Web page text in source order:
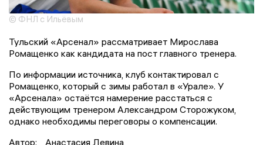
© ФНЛ с Ильёвым
Тульский «Арсенал» рассматривает Мирослава
Ромащенко как кандидата на пост главного тренера.
По информации источника, клуб контактировал с
Ромащенко, который с зимы работал в «Урале». У
«Арсенала» остаётся намерение расстаться с
действующим тренером Александром Сторожуком,
однако необходимы переговоры о компенсации.
Автор:
Анастасия Левина